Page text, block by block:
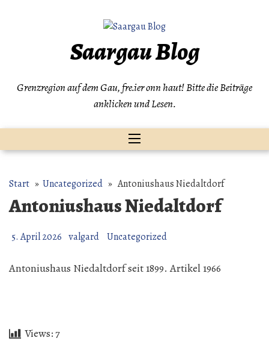
Saargau Blog
Grenzregion auf dem Gau, fre.ier onn haut! Bitte die Beiträge
anklicken und Lesen.
Start » Uncategorized » Antoniushaus Niedaltdorf
Antoniushaus Niedaltdorf
5. April 2026 valgard Uncategorized
Antoniushaus Niedaltdorf seit 1899. Artikel 1966
Views:7